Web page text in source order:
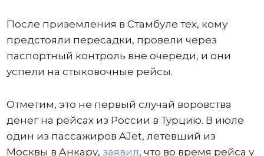
После приземления в Стамбуле тех, кому
предстояли пересадки, провели через
паспортный контроль вне очереди, и они
успели на стыковочные рейсы.
Отметим, это не первый случай воровства
денег на рейсах из России в Турцию. В июле
один из пассажиров AJet, летевший из
Москвы в Анкару, заявил, что во время рейса у